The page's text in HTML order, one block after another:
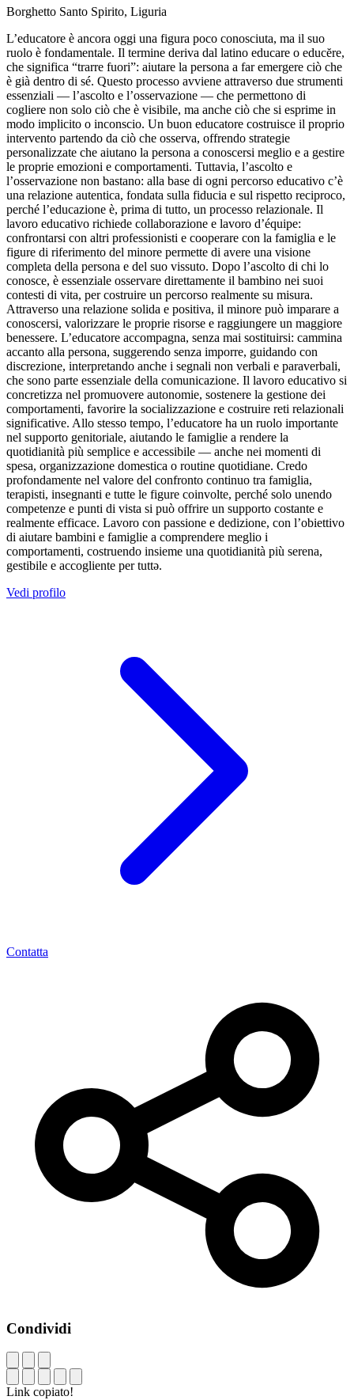
Borghetto Santo Spirito, Liguria
L’educatore è ancora oggi una figura poco conosciuta, ma il suo
ruolo è fondamentale. Il termine deriva dal latino educare o educĕre,
che significa “trarre fuori”: aiutare la persona a far emergere ciò che
è già dentro di sé. Questo processo avviene attraverso due strumenti
essenziali — l’ascolto e l’osservazione — che permettono di
cogliere non solo ciò che è visibile, ma anche ciò che si esprime in
modo implicito o inconscio. Un buon educatore costruisce il proprio
intervento partendo da ciò che osserva, offrendo strategie
personalizzate che aiutano la persona a conoscersi meglio e a gestire
le proprie emozioni e comportamenti. Tuttavia, l’ascolto e
l’osservazione non bastano: alla base di ogni percorso educativo c’è
una relazione autentica, fondata sulla fiducia e sul rispetto reciproco,
perché l’educazione è, prima di tutto, un processo relazionale. Il
lavoro educativo richiede collaborazione e lavoro d’équipe:
confrontarsi con altri professionisti e cooperare con la famiglia e le
figure di riferimento del minore permette di avere una visione
completa della persona e del suo vissuto. Dopo l’ascolto di chi lo
conosce, è essenziale osservare direttamente il bambino nei suoi
contesti di vita, per costruire un percorso realmente su misura.
Attraverso una relazione solida e positiva, il minore può imparare a
conoscersi, valorizzare le proprie risorse e raggiungere un maggiore
benessere. L’educatore accompagna, senza mai sostituirsi: cammina
accanto alla persona, suggerendo senza imporre, guidando con
discrezione, interpretando anche i segnali non verbali e paraverbali,
che sono parte essenziale della comunicazione. Il lavoro educativo si
concretizza nel promuovere autonomie, sostenere la gestione dei
comportamenti, favorire la socializzazione e costruire reti relazionali
significative. Allo stesso tempo, l’educatore ha un ruolo importante
nel supporto genitoriale, aiutando le famiglie a rendere la
quotidianità più semplice e accessibile — anche nei momenti di
spesa, organizzazione domestica o routine quotidiane. Credo
profondamente nel valore del confronto continuo tra famiglia,
terapisti, insegnanti e tutte le figure coinvolte, perché solo unendo
competenze e punti di vista si può offrire un supporto costante e
realmente efficace. Lavoro con passione e dedizione, con l’obiettivo
di aiutare bambini e famiglie a comprendere meglio i
comportamenti, costruendo insieme una quotidianità più serena,
gestibile e accogliente per tuttə.
Vedi profilo
Contatta
Condividi
Link copiato!